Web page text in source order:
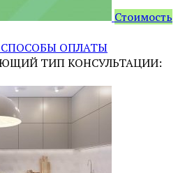
Стоимость
ОПЛАТЫ
ТИП КОНСУЛЬТАЦИИ: